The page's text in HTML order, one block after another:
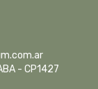
- CP1427